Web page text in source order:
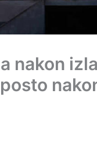
nakon